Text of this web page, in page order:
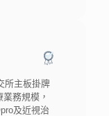
所主板掛牌
務規模，
及近視治